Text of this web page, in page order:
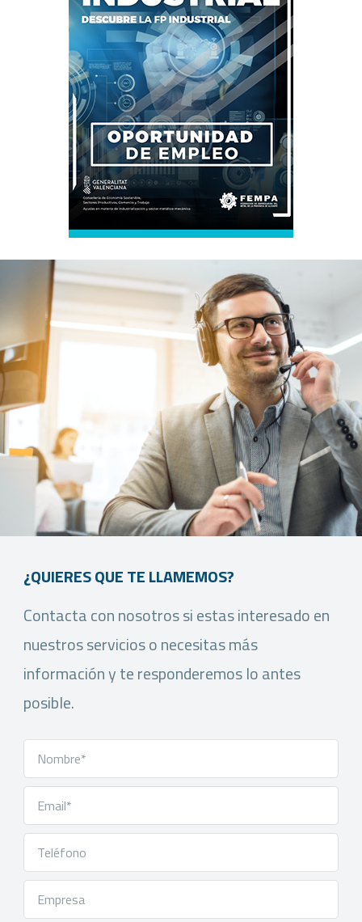
¿QUIERES QUE TE LLAMEMOS?
Contacta con nosotros si estas interesado en
nuestros servicios o necesitas más
información y te responderemos lo antes
posible.